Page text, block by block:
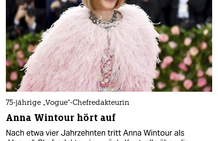
75-jährige „Vogue“-Chefredakteurin
Anna Wintour hört auf
Nach etwa vier Jahrzehnten tritt Anna Wintour als